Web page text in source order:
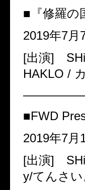
■『修羅の
2019年7月
[出演]
HAKLO /
■FWD
2019年7月
[出演]
y/てんさい